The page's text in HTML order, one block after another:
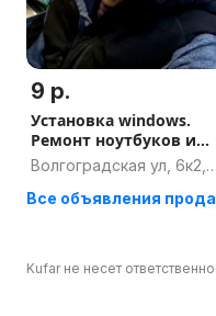
9 р.
Установка windows.
Ремонт ноутбуков и
компьютеров
Волгоградская ул, 6к2,
Все объявления
Kufar не несет